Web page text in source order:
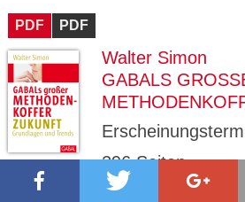
PDF PDF
Walter Simon
GABALS
296 Seiten
E-Book (PDF),